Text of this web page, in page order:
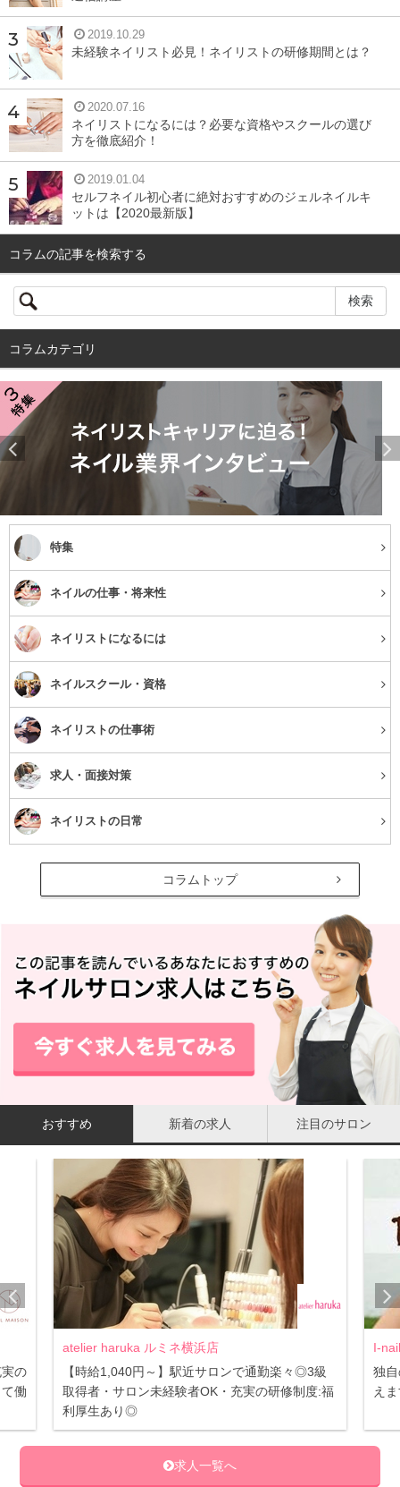
2019.10.29
未経験ネイリスト必見！ネイリストの研修期間とは？
2020.07.16
ネイリストになるには？必要な資格やスクールの選び
方を徹底紹介！
2019.01.04
セルフネイル初心者に絶対おすすめのジェルネイルキ
ットは【2020最新版】
コラムの記事を検索する
コラムカテゴリ
特集
ネイルの仕事・将来性
ネイリストになるには
ネイルスクール・資格
ネイリストの仕事術
求人・面接対策
ネイリストの日常
コラムトップ
おすすめ 新着の求人 注目のサロン
の
働
atelier haruka ルミネ横浜店
【時給1,040円～】駅近サロンで通勤楽々◎3級
取得者・サロン未経験者OK・充実の研修制度:福
利厚生あり◎
I-
独
え
求人一覧へ